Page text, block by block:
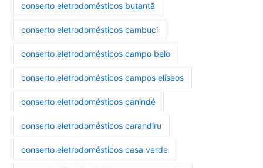
conserto eletrodomésticos butantã
conserto eletrodomésticos cambuci
conserto eletrodomésticos campo belo
conserto eletrodomésticos campos elíseos
conserto eletrodomésticos canindé
conserto eletrodomésticos carandiru
conserto eletrodomésticos casa verde